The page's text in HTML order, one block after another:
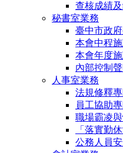
查核成績
秘書室業務
臺中市政
本會中程
本會年度
內部控制
人事室業務
法規修釋
員工協助
職場霸凌
「落實勤
公務人員